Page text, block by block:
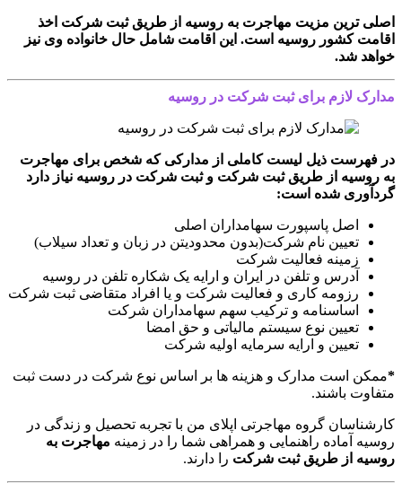
اصلی ترین مزیت مهاجرت به روسیه از طریق ثبت شرکت اخذ
اقامت کشور روسیه است. این اقامت شامل حال خانواده وی نیز
خواهد شد.
مدارک لازم برای ثبت شرکت در روسیه
در فهرست ذیل لیست کاملی از مدارکی که شخص برای مهاجرت
به روسیه از طریق ثبت شرکت و ثبت شرکت در روسیه نیاز دارد
گردآوری شده است:
اصل پاسپورت سهامداران اصلی
تعیین نام شرکت(بدون محدودیتن در زبان و تعداد سیلاب)
زمینه فعالیت شرکت
آدرس و تلفن در ایران و ارایه یک شکاره تلفن در روسیه
رزومه کاری و فعالیت شرکت و یا افراد متقاضی ثبت شرکت
اساسنامه و ترکیب سهم سهامداران شرکت
تعیین نوع سیستم مالیاتی و حق امضا
تعیین و ارایه سرمایه اولیه شرکت
*ممکن است مدارک و هزینه ها بر اساس نوع شرکت در دست ثبت
متفاوت باشند.
کارشناسان گروه مهاجرتی اپلای من با تجربه تحصیل و زندگی در
روسیه آماده راهنمایی و همراهی شما را در زمینه مهاجرت به
روسیه از طریق ثبت شرکت را دارند.